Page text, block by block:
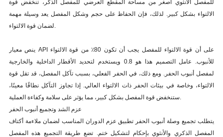
للمفصل الأنثوي أصغر من مساحة المقطع العرضي للمفصل الذكر، تنخفض قوة
الالتواء بشكل كبير. لذلك، فإن الحفاظ على حجم وشكل المفصل يعد وسيلة مهمة
ينص معيار API على أن قوة الالتواء للمفصل يجب أن تكون 80٪ من قوة الالتواء
للأنبوب. عامل التصميم هذا هو 0.8 ويستخدم لتحديد الأقطار الداخلية والخارجية
لمفصل أنبوب الحفر. ومع ذلك، في الحفر الفعلي، بسبب تآكل المفصل، قد تقل قوة
الالتواء، وخاصة في بيئات الحفر ذات الالتواء العالي. إذا تجاوز التآكل نطاقًا معينًا،
عزم الشد وتجميع أنبوب الحفر
يتطلب تجميع وصلة أنبوب الحفر تطبيق عزم الدوران المناسب لضمان ملاءمة أكتاف
المفصل الذكري والأنثوي بإحكام لتشكيل ختم. تضع طريقة التجميع هذه المفصل